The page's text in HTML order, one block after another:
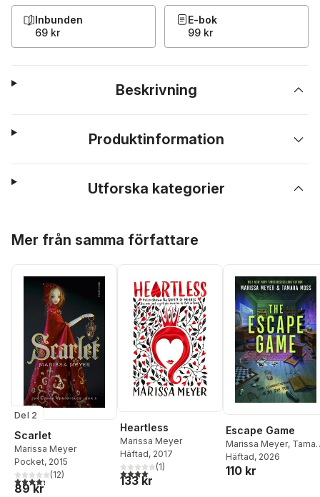
Inbunden
69 kr
E-bok
99 kr
Beskrivning
Produktinformation
Utforska kategorier
Mer från samma författare
Del 2
Scarlet
Marissa Meyer
Pocket, 2015
4,3utav 5 stjärnor. Totalt antal röster:
(12)
89 kr
Heartless
Marissa Meyer
Häftad, 2017
4,0utav 5 stjärnor. Totalt antal röster:
(1)
133 kr
Escape Game
Marissa Meyer,
Moss
Häftad, 2026
110 kr